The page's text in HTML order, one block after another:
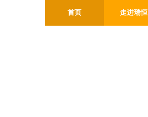
首页 走进瑞恒